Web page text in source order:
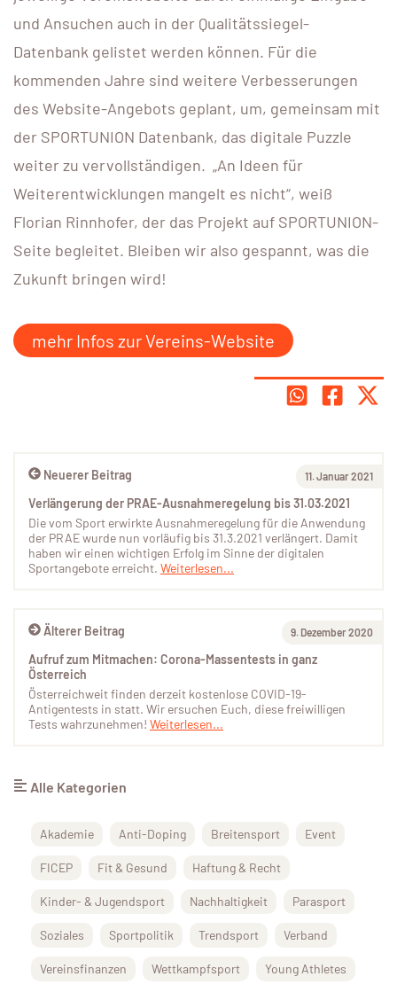
und Ansuchen auch in der Qualitätssiegel-
Datenbank gelistet werden können. Für die
kommenden Jahre sind weitere Verbesserungen
des Website-Angebots geplant, um, gemeinsam mit
der SPORTUNION Datenbank, das digitale Puzzle
weiter zu vervollständigen. „An Ideen für
Weiterentwicklungen mangelt es nicht“, weiß
Florian Rinnhofer, der das Projekt auf SPORTUNION-
Seite begleitet. Bleiben wir also gespannt, was die
Zukunft bringen wird!
mehr Infos zur Vereins-Website
Älterer Beitrag 9. Dezember 2020
Aufruf zum Mitmachen: Corona-Massentests in ganz
Österreich
Österreichweit finden derzeit kostenlose COVID-19-
Antigentests in statt. Wir ersuchen Euch, diese freiwilligen
Tests wahrzunehmen! Weiterlesen...
Neuerer Beitrag 11. Januar 2021
Verlängerung der PRAE-Ausnahmeregelung bis 31.03.2021
Die vom Sport erwirkte Ausnahmeregelung für die Anwendung
der PRAE wurde nun vorläufig bis 31.3.2021 verlängert. Damit
haben wir einen wichtigen Erfolg im Sinne der digitalen
Sportangebote erreicht. Weiterlesen...
Alle Kategorien
Akademie Anti-Doping Breitensport Event
FICEP Fit & Gesund Haftung & Recht
Kinder- & Jugendsport Nachhaltigkeit Parasport
Soziales Sportpolitik Trendsport Verband
Vereinsfinanzen Wettkampfsport Young Athletes